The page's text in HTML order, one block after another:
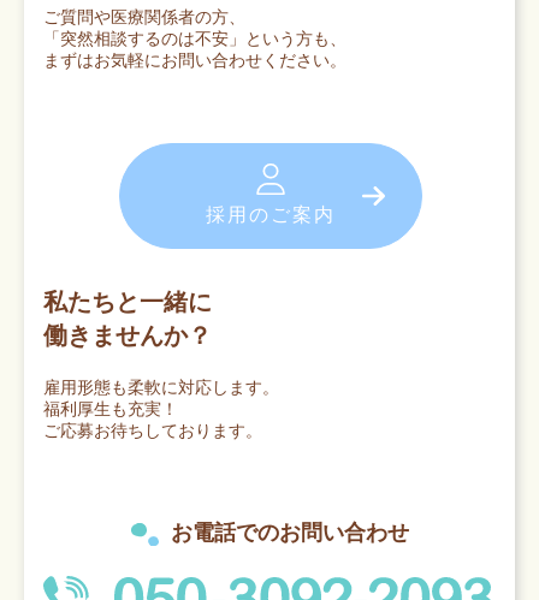
ご質問や医療関係者の方、
「突然相談するのは不安」という方も、
まずはお気軽にお問い合わせください。
採用のご案内
私たちと一緒に
働きませんか？
雇用形態も柔軟に対応します。
福利厚生も充実！
ご応募お待ちしております。
お電話でのお問い合わせ